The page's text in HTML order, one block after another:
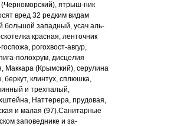
(Черноморский), ятрыш-ник
вред 32 редкимвидам
большой западный, усач аль-
красная, ленточник
рогохвост-авгур,
полохрум, дисцелия
Маккара(Крымский), серулина
беркут, клинтух,сплюшка,
и трехпалый,
Наттерера, прудовая,
и малая (97).Санитарные
заповеднике и за-